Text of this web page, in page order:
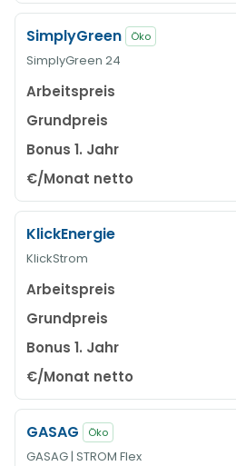
SimplyGreen Öko
SimplyGreen 24
KlickEnergie
KlickStrom
GASAG Öko
GASAG | STROM Flex